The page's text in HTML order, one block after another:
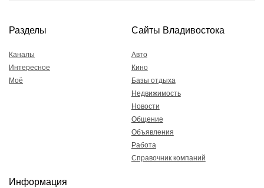
Разделы
Каналы
Интересное
Моё
Сайты Владивостока
Авто
Кино
Базы отдыха
Недвижимость
Новости
Общение
Объявления
Работа
Справочник компаний
Информация